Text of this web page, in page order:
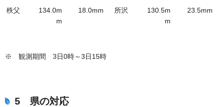
秩父
134.0m
m
18.0mm 所沢
130.5m
m
23.5mm
※ 観測期間 3日0時～3日15時
5 県の対応